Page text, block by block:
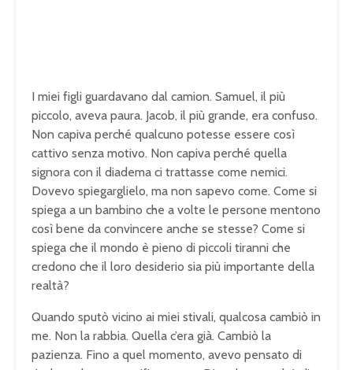
I miei figli guardavano dal camion. Samuel, il più
piccolo, aveva paura. Jacob, il più grande, era confuso.
Non capiva perché qualcuno potesse essere così
cattivo senza motivo. Non capiva perché quella
signora con il diadema ci trattasse come nemici.
Dovevo spiegarglielo, ma non sapevo come. Come si
spiega a un bambino che a volte le persone mentono
così bene da convincere anche se stesse? Come si
spiega che il mondo è pieno di piccoli tiranni che
credono che il loro desiderio sia più importante della
realtà?
Quando sputò vicino ai miei stivali, qualcosa cambiò in
me. Non la rabbia. Quella c’era già. Cambiò la
pazienza. Fino a quel momento, avevo pensato di